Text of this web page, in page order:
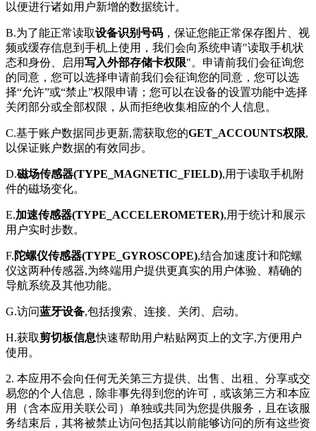
以便进行诸如用户新增的数据统计。
B.为了能正常读取设备识别号码 ，保证您能正常保存图片、视
频或缓存信息到手机上使用，我们会向系统申请"读取手机状
态和身份、启用写入外部存储卡权限"。申请前我们会征询您
的同意，您可以选择申请前我们会征询您的同意，您可以选
择“允许”或“禁止”权限申请；您可以在设备的设置功能中选择
关闭部分或全部权限，从而拒绝收集相应的个人信息。
C.基于账户数据同步更新,需获取您的GET_ACCOUNTS权限,
以保证账户数据的有效同步。
D.磁场传感器(TYPE_MAGNETIC_FIELD),用于读取手机附
件的磁场变化。
E.加速传感器(TYPE_ACCELEROMETER),用于统计和展示
用户实时步数。
F.陀螺仪传感器(TYPE_GYROSCOPE),结合加速度计和陀螺
仪这两种传感器,为终端用户提供更真实的用户体验、精确的
导航系统及其他功能。
G.访问蓝牙设备,包括搜索、连接、关闭、启动。
H.获取剪切板信息快速帮助用户粘贴网页上的文字,方便用户
使用。
2. 本应用不会向任何无关第三方提供、出售、出租、分享或交
易您的个人信息，除非事先得到您的许可，或该第三方和本应
用（含本应用关联公司）单独或共同为您提供服务，且在该服
务结束后，其将被禁止访问包括其以前能够访问的所有这些资